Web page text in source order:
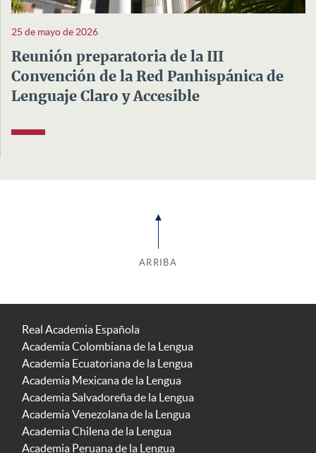
25 de mayo de 2026
Reunión preparatoria de la III
Convención de la Red Panhispánica de
Lenguaje Claro y Accesible
ARRIBA
Real Academia Española
Academia Colombiana de la Lengua
Academia Ecuatoriana de la Lengua
Academia Mexicana de la Lengua
Academia Salvadoreña de la Lengua
Academia Venezolana de la Lengua
Academia Chilena de la Lengua
Academia Peruana de la Lengua